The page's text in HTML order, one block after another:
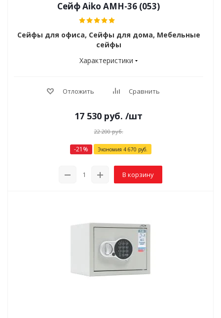
Сейф Aiko AMH-36 (053)
Сейфы для офиса, Сейфы для дома, Мебельные
сейфы
Характеристики
Отложить Сравнить
17 530 руб. /шт
22 200руб.
-21 % Экономия 4 670 руб.
В корзину